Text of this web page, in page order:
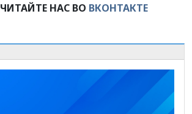
ЧИТАЙТЕ НАС ВО ВКОНТАКТЕ